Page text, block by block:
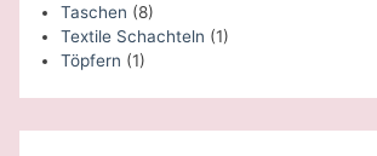
Taschen (8)
Textile Schachteln (1)
Töpfern (1)